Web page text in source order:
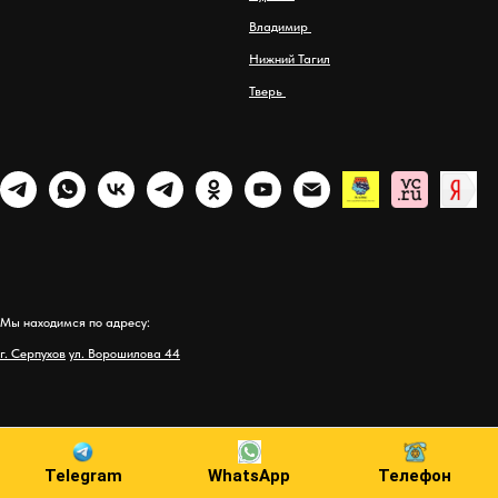
Telegram WhatsApp Телефон
Владимир
Нижний Тагил
Тверь
Мы находимся по адресу:
г. Серпухов ул. Ворошилова 44